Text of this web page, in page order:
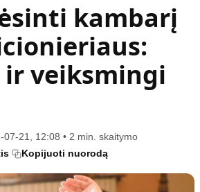
Kulinarija
Technologijos
Gyvenimo būdas
Vasaros mada
Informacija
kambarį
veiksmingi
07-21, 12:08 • 2 min. skaitymo
Kopijuoti nuorodą